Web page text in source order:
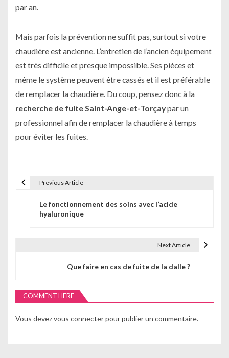
par an.
Mais parfois la prévention ne suffit pas, surtout si votre
chaudière est ancienne. L’entretien de l’ancien équipement
est très difficile et presque impossible. Ses pièces et
même le système peuvent être cassés et il est préférable
de remplacer la chaudière. Du coup, pensez donc à la
recherche de fuite Saint-Ange-et-Torçaypar un
professionnel afin de remplacer la chaudière à temps
pour éviter les fuites.
t
i
Previous Article
Le fonctionnement des soins avec l’acide
hyaluronique
Next Article
Que faire en cas de fuite de la dalle ?
COMMENT HERE
Vous devezvous connecterpour publier un commentaire.